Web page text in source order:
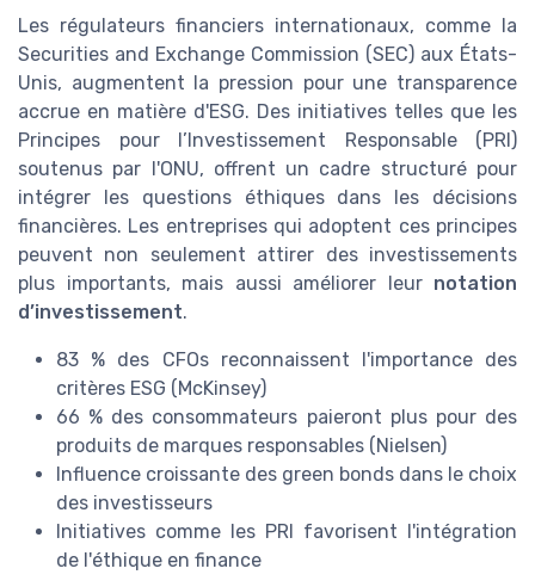
Les régulateurs financiers internationaux, comme la
Securities and Exchange Commission (SEC) aux États-
Unis, augmentent la pression pour une transparence
accrue en matière d'ESG. Des initiatives telles que les
Principes pour l’Investissement Responsable (PRI)
soutenus par l'ONU, offrent un cadre structuré pour
intégrer les questions éthiques dans les décisions
financières. Les entreprises qui adoptent ces principes
peuvent non seulement attirer des investissements
plus importants, mais aussi améliorer leur notation
d’investissement.
83 % des CFOs reconnaissent l'importance des
critères ESG (McKinsey)
66 % des consommateurs paieront plus pour des
produits de marques responsables (Nielsen)
Influence croissante des green bonds dans le choix
des investisseurs
Initiatives comme les PRI favorisent l'intégration
de l'éthique en finance